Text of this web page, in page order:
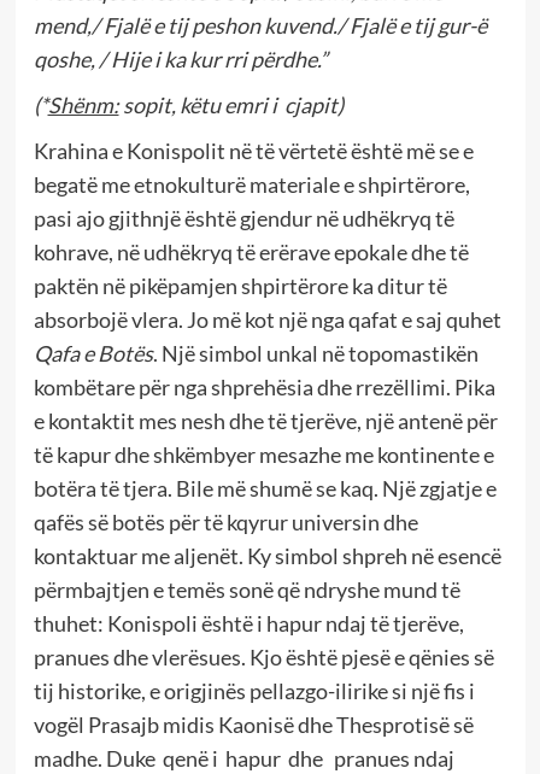
mend,/ Fjalë e tij peshon kuvend./ Fjalë e tij gur-ë
qoshe, / Hije i ka kur rri përdhe.”
(*Shënm:sopit, këtu emri i cjapit)
Krahina e Konispolit në të vërtetë është më se e
begatë me etnokulturë materiale e shpirtërore,
pasi ajo gjithnjë është gjendur në udhëkryq të
kohrave, në udhëkryq të erërave epokale dhe të
paktën në pikëpamjen shpirtërore ka ditur të
absorbojë vlera. Jo më kot një nga qafat e saj quhet
Qafa e Botës. Një simbol unkal në topomastikën
kombëtare për nga shprehësia dhe rrezëllimi. Pika
e kontaktit mes nesh dhe të tjerëve, një antenë për
të kapur dhe shkëmbyer mesazhe me kontinente e
botëra të tjera. Bile më shumë se kaq. Një zgjatje e
qafës së botës për të kqyrur universin dhe
kontaktuar me aljenët. Ky simbol shpreh në esencë
përmbajtjen e temës sonë që ndryshe mund të
thuhet: Konispoli është i hapur ndaj të tjerëve,
pranues dhe vlerësues. Kjo është pjesë e qënies së
tij historike, e origjinës pellazgo-ilirike si një fis i
vogël Prasajb midis Kaonisë dhe Thesprotisë së
madhe. Duke qenë i hapur dhe pranues ndaj